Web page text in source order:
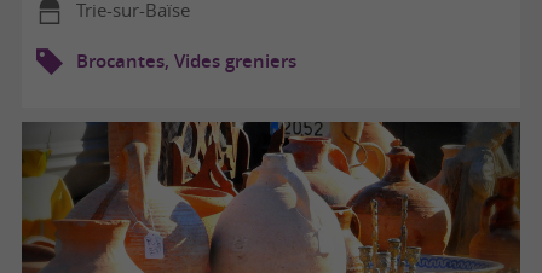
Trie-sur-Baïse
Brocantes, Vides greniers